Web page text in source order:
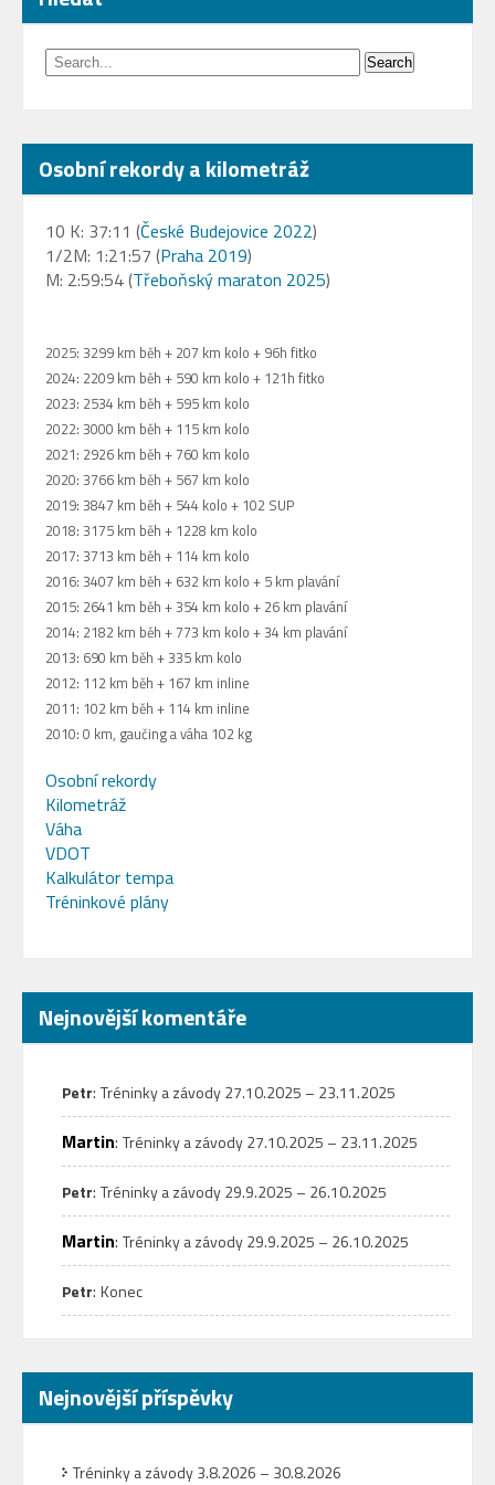
Osobní rekordy a kilometráž
10 K: 37:11 (České Budejovice 2022)
1/2M: 1:21:57 (Praha 2019)
M: 2:59:54 (Třeboňský maraton 2025)
2025: 3299 km běh + 207 km kolo + 96h fitko
2024: 2209 km běh + 590 km kolo + 121h fitko
2023: 2534 km běh + 595 km kolo
2022: 3000 km běh + 115 km kolo
2021: 2926 km běh + 760 km kolo
2020: 3766 km běh + 567 km kolo
2019: 3847 km běh + 544 kolo + 102 SUP
2018: 3175 km běh + 1228 km kolo
2017: 3713 km běh + 114 km kolo
2016: 3407 km běh + 632 km kolo + 5 km plavání
2015: 2641 km běh + 354 km kolo + 26 km plavání
2014: 2182 km běh + 773 km kolo + 34 km plavání
2013: 690 km běh + 335 km kolo
2012: 112 km běh + 167 km inline
2011: 102 km běh + 114 km inline
2010: 0 km, gaučing a váha 102 kg
Osobní rekordy
Kilometráž
Váha
VDOT
Kalkulátor tempa
Tréninkové plány
Nejnovější komentáře
Petr: Tréninky a závody 27.10.2025 – 23.11.2025
Martin: Tréninky a závody 27.10.2025 – 23.11.2025
Petr: Tréninky a závody 29.9.2025 – 26.10.2025
Martin: Tréninky a závody 29.9.2025 – 26.10.2025
Petr: Konec
Nejnovější příspěvky
Tréninky a závody 3.8.2026 – 30.8.2026